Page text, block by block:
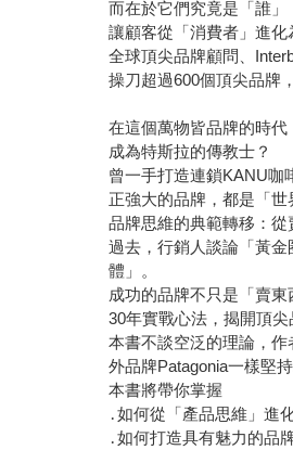
而在於它們究竟是「誰」
讓顧客從「消費者」進
全球頂尖品牌顧問、
操刀超過600個頂尖品牌
在這個萬物皆品牌的時
成為特斯拉的傳教士？
曾一手打造連鎖KANU咖
正強大的品牌，都是「世
品牌思維的典範轉移：從
過去，行銷人談論「黃
體」。
成功的品牌不只是「賣
30年實戰心法，揭開頂
本書不談空泛的理論，
外品牌Patagonia一樣堅
本書將帶你掌握
․如何從「產品思維」進
․如何打造具有魅力的品